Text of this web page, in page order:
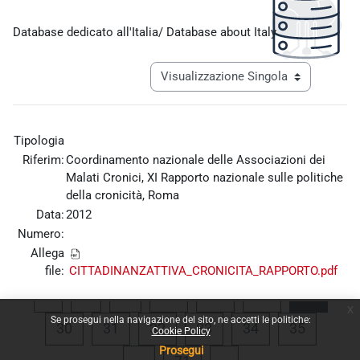
Se prosegui nella navigazione del sito, ne accetti le politiche:
Cookie Policy
Prosegui
Database dedicato all'Italia/ Database about Italy
Navigazione terziaria modalità
Tipologia
Riferim:Coordinamento nazionale delle Associazioni dei
Malati Cronici, XI Rapporto nazionale sulle politiche
della cronicità, Roma
Data:2012
Numero:
Allega
file: CITTADINANZATTIVA_CRONICITA_RAPPORTO.pdf
« 1 … 26 27 28 29
30Pagina 30
31Pagina 31
32Pagina 32
33Pagina 33
34Pagina 34
35Pagina